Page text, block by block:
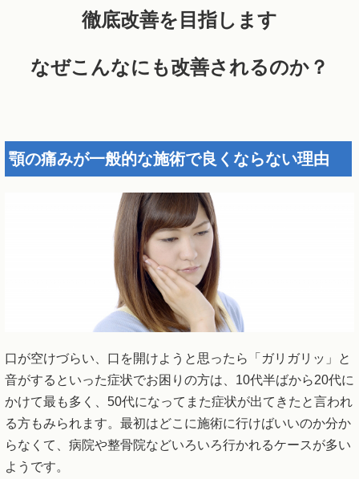
徹底改善を目指します
なぜこんなにも改善されるのか？
顎の痛みが一般的な施術で良くならない理由
口が空けづらい、口を開けようと思ったら「ガリガリッ」と
音がするといった症状でお困りの方は、10代半ばから20代に
かけて最も多く、50代になってまた症状が出てきたと言われ
る方もみられます。最初はどこに施術に行けばいいのか分か
らなくて、病院や整骨院などいろいろ行かれるケースが多い
ようです。